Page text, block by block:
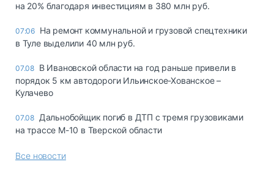
на 20% благодаря инвестициям в 380 млн руб.
07:06 На ремонт коммунальной и грузовой спецтехники
в Туле выделили 40 млн руб.
07.08 В Ивановской области на год раньше привели в
порядок 5 км автодороги Ильинское-Хованское –
Кулачево
07.08 Дальнобойщик погиб в ДТП с тремя грузовиками
на трассе М-10 в Тверской области
Все новости